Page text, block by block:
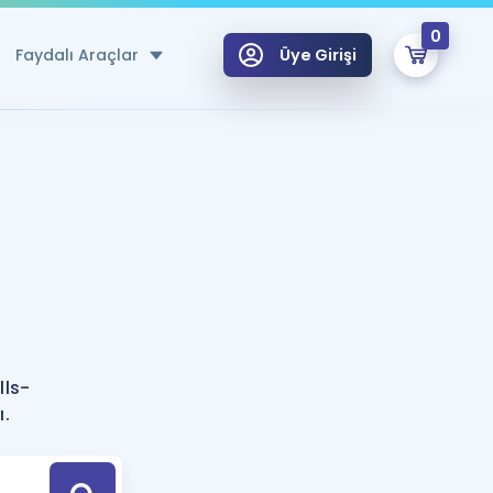
Faydalı Araçlar
Hesaplama Aracı
için Öneriler
Tek Takvimde
Üye Girişi
0
Hoca ile seni sınava hazırlayacak onlarca eğitim seni bekliyor!